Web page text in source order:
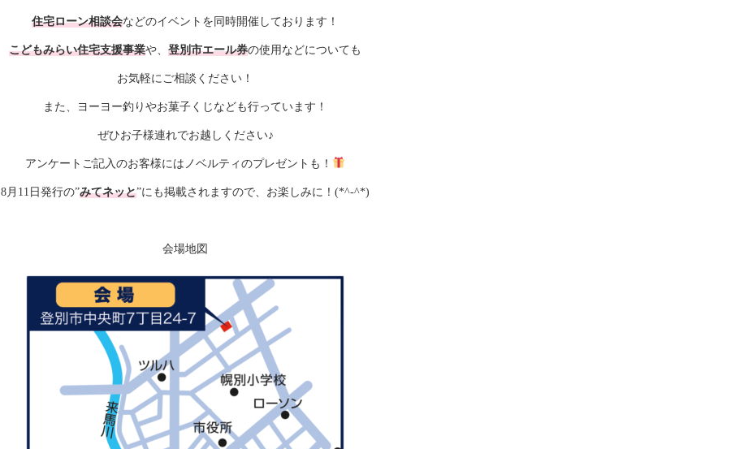
住宅ローン相談会などのイベントを同時開催しております！
こどもみらい住宅支援事業や、 登別市エール券の使用などについても
お気軽にご相談ください！
また、ヨーヨー釣りやお菓子くじなども行っています！
ぜひお子様連れでお越しください♪
アンケートご記入のお客様にはノベルティのプレゼントも！
8月11日発行の”みてネッと”にも掲載されますので、お楽しみに！(*^-^*)
会場地図